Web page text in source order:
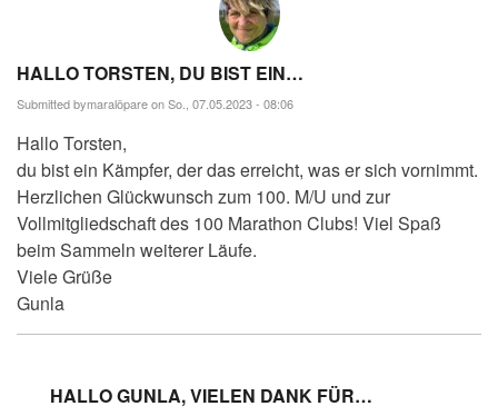
HALLO TORSTEN, DU BIST EIN…
Submitted bymaralöpareon So., 07.05.2023 - 08:06
Hallo Torsten,
du bist ein Kämpfer, der das erreicht, was er sich vornimmt.
Herzlichen Glückwunsch zum 100. M/U und zur
Vollmitgliedschaft des 100 Marathon Clubs! Viel Spaß
beim Sammeln weiterer Läufe.
Viele Grüße
Gunla
HALLO GUNLA, VIELEN DANK FÜR…